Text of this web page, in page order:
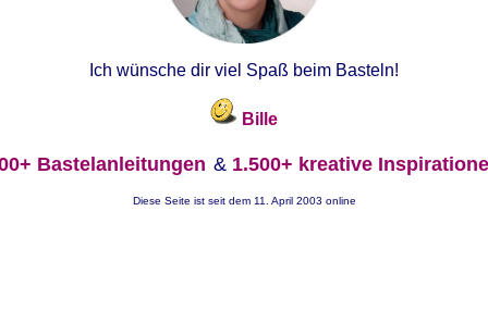
Ich wünsche dir viel Spaß beim Basteln!
Bille
Bastelanleitungen & 1.500+ kreative
Diese Seite ist seit dem 11. April 2003 online